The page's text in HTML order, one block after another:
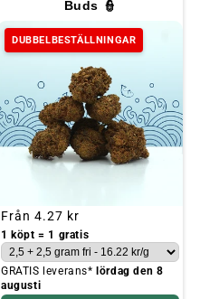
Buds 👮
DUBBELBESTÄLLNINGAR
Ordinarie
pris
Från 4.27 kr
1 köpt = 1 gratis
GRATIS leverans* lördag den 8
augusti